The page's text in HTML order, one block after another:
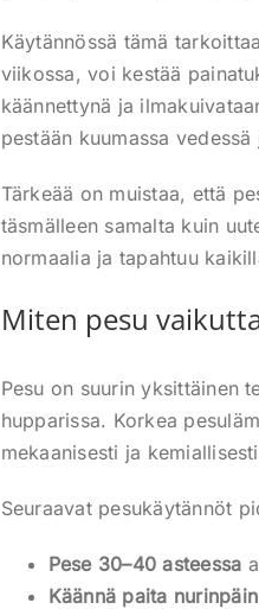
Käytännössä tämä
viikossa, voi kestää
käännettynä ja
pestään kuumassa
Tärkeää on muistaa, että
täsmälleen samalta kuin
normaalia ja tapahtuu
Miten pesu
Pesu on suurin yksittäinen
hupparissa. Korkea
mekaanisesti ja
Seuraavat pesukäytännöt
Pese 30–40 asteessa
Käännä paita nurinpäin